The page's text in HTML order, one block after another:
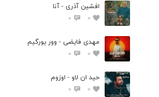
افشین آذری - آنا
0
0
مهدی فایضی - وور یورگیم
0
0
حید ان لاو - اوزوم
0
0